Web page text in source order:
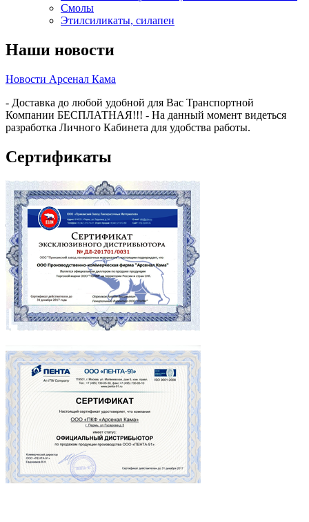
Смолы
Этилсиликаты, силапен
Наши новости
Новости Арсенал Кама
- Доставка до любой удобной для Вас Транспортной
Компании БЕСПЛАТНАЯ!!! - На данный момент видеться
разработка Личного Кабинета для удобства работы.
Сертификаты